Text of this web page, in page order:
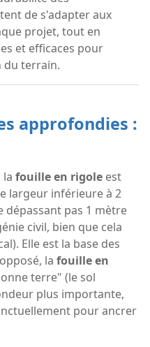
de s'adapter aux
projet, tout en
et efficaces pour
du terrain.
approfondies :
la fouille en rigole est
largeur inférieure à 2
pas 1 mètre
civil, bien que cela
Elle est la base des
la fouille en
terre" (le sol
plus importante,
pour ancrer